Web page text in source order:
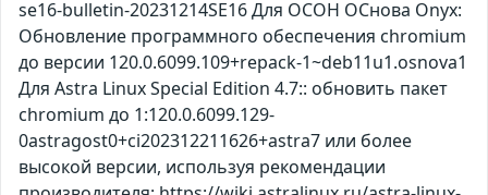
se16-bulletin-20231214SE16 Для ОСОН ОСнова Оnyx:
Обновление программного обеспечения chromium
до версии 120.0.6099.109+repack-1~deb11u1.osnova1
Для Astra Linux Special Edition 4.7:: обновить пакет
chromium до 1:120.0.6099.129-
0astragost0+ci202312211626+astra7 или более
высокой версии, используя рекомендации